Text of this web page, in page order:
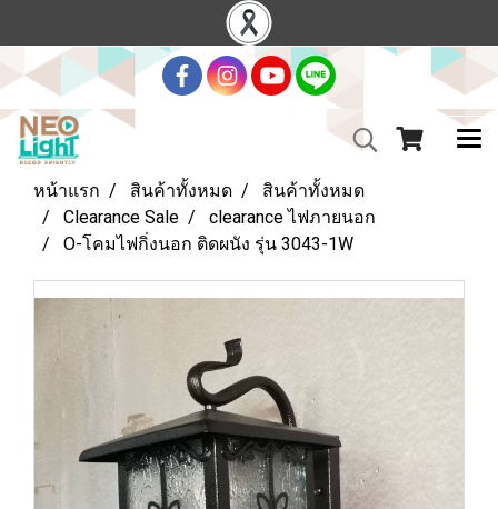
หน้าแรก สินค้าทั้งหมด
สินค้าทั้งหมด
Clearance Sale
clearance ไฟภายนอก
O-โคมไฟกิ่งนอก ติดผนัง รุ่น 3043-1W